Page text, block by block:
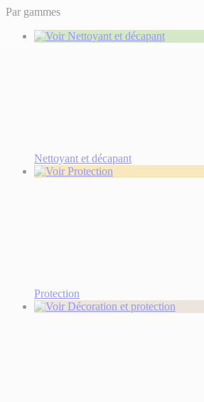
Par gammes
Nettoyant et décapant
Protection